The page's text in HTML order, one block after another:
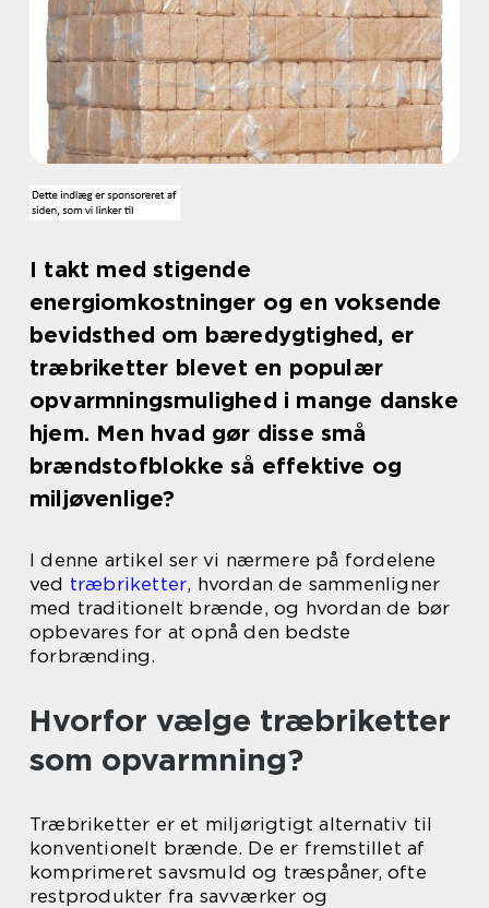
I takt med stigende
energiomkostninger og en voksende
bevidsthed om bæredygtighed, er
træbriketter blevet en populær
opvarmningsmulighed i mange danske
hjem. Men hvad gør disse små
brændstofblokke så effektive og
miljøvenlige?
I denne artikel ser vi nærmere på fordelene
ved træbriketter, hvordan de sammenligner
med traditionelt brænde, og hvordan de bør
opbevares for at opnå den bedste
forbrænding.
Hvorfor vælge træbriketter
som opvarmning?
Træbriketter er et miljørigtigt alternativ til
konventionelt brænde. De er fremstillet af
komprimeret savsmuld og træspåner, ofte
restprodukter fra savværker og